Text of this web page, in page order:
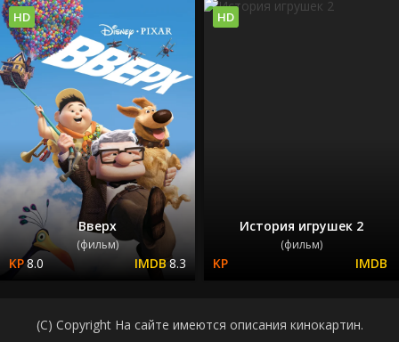
Вверх
(фильм)
8.0 8.3
HD
История игрушек 2
(фильм)
HD
(C) Copyright На сайте имеются описания кинокартин.